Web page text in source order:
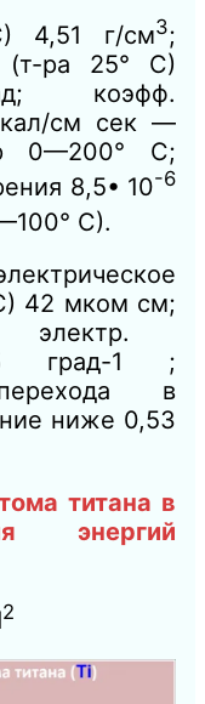
4,51 г/см3;
(т-ра 25° С)
коэфф.
кал/см сек —
0—200° C;
8,5• 10-6
С).
42 мком см;
электр.
град-1 ;
в
ниже 0,53
титана в
энергий
2